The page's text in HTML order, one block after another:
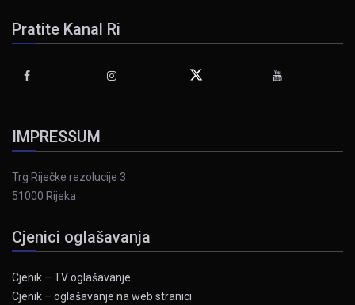
Pratite Kanal Ri
IMPRESSUM
Trg Riječke rezolucije 3
51000 Rijeka
Cjenici oglašavanja
Cjenik – TV oglašavanje
Cjenik – oglašavanje na web stranici